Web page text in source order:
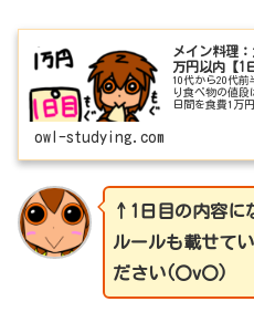
メイン料理
万円以内【1
10代から20代
り食べ物の値
日間を食費1万
owl-studying.com
↑1日目の内容に
ルールも載せて
ださい(〇v〇)